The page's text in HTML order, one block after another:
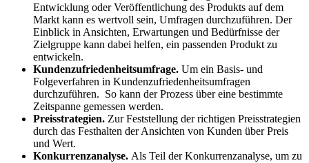
Entwicklung oder Veröffentlichung des Produkts auf dem
Markt kann es wertvoll sein, Umfragen durchzuführen. Der
Einblick in Ansichten, Erwartungen und Bedürfnisse der
Zielgruppe kann dabei helfen, ein passenden Produkt zu
entwickeln.
Kundenzufriedenheitsumfrage. Um ein Basis- und
Folgeverfahren in Kundenzufriedenheitsumfragen
durchzuführen. So kann der Prozess über eine bestimmte
Zeitspanne gemessen werden.
Preisstrategien. Zur Feststellung der richtigen Preisstrategien
durch das Festhalten der Ansichten von Kunden über Preis
und Wert.
Konkurrenzanalyse. Als Teil der Konkurrenzanalyse, um zu